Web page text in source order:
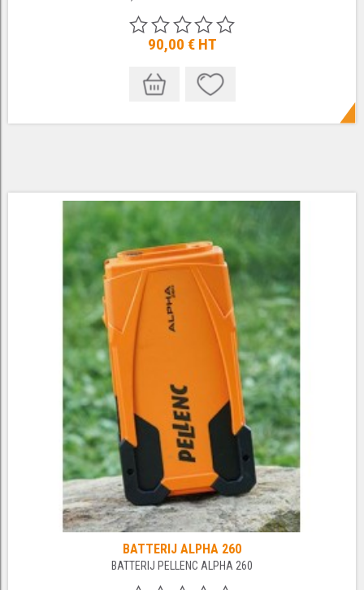
90,00 € HT
BATTERIJ ALPHA 260
BATTERIJ PELLENC ALPHA 260